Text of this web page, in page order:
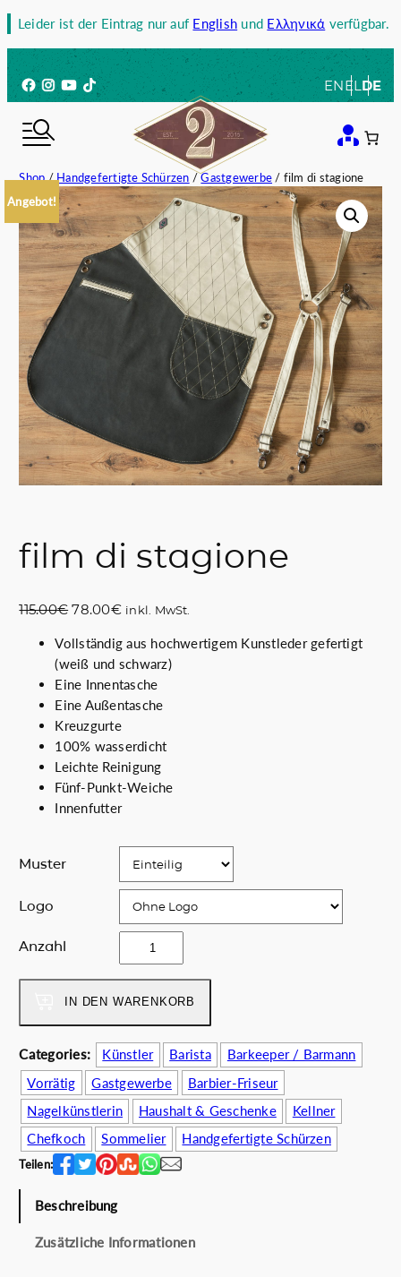
Zum
springen
Leider ist der Eintrag nur auf English und Ελληνικά verfügbar.
Facebook
Instagram
YouTube
TikTok ENEL DE
Shop/Handgefertigte Schürzen /Gastgewerbe / film di stagione
Angebot!
film di stagione
115.00€ U
s
p
r
ü
n
g
l
i
c
s
w
:
1
1
5
.
0
€
78.00€A
t
u
e
l
l
e
r
P
t
7
8
0
0
€
.
inkl. MwSt.
Vollständig aus hochwertigem Kunstleder gefertigt
(weiß und schwarz)
Eine Innentasche
Eine Außentasche
Kreuzgurte
100% wasserdicht
Leichte Reinigung
Fünf-Punkt-Weiche
Innenfutter
Muster
Logo
Anzahl
i
l
m
d
i
s
t
a
g
i
o
e
IN DEN WARENKORB
Categories: Künstler Barista
Barkeeper / Barmann
Vorrätig
Gastgewerbe
Barbier-Friseur
Nagelkünstlerin
Haushalt & Geschenke
Kellner
Chefkoch
Sommelier Handgefertigte Schürzen
Teilen:
Beschreibung
Zusätzliche Informationen